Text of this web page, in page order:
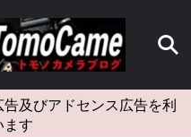
及びアドセンス広告を利
ます